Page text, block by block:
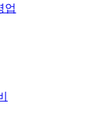
업